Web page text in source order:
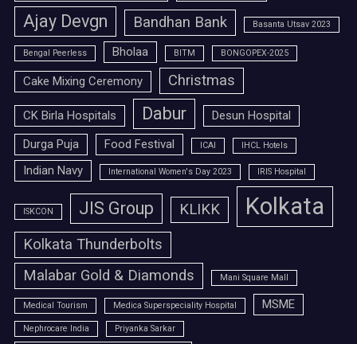
Ajay Devgn Bandhan Bank Basanta Utsav 2023
Bengal Peerless Bholaa BITM BONGOPEX-2025
Cake Mixing Ceremony Christmas
CK Birla Hospitals Dabur
Desun Hospital
Durga Puja
Food Festival ICAI IHCL Hotels
Indian Navy International Women's Day 2023 IRIS Hospital
ISKCON JIS Group KLIKK Kolkata
Kolkata Thunderbolts
Malabar Gold & Diamonds
Mani Square Mall
Medical Tourism Medica Superspeciality Hospital MSME
Nephrocare India Priyanka Sarkar